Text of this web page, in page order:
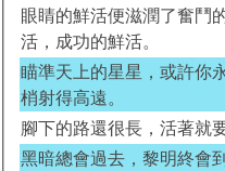
眼睛的鮮活便滋潤了奮鬥
活，成功的鮮活。
瞄準天上的星星，或許你
梢射得高遠。
腳下的路還很長，活著就
黑暗總會過去，黎明終會到